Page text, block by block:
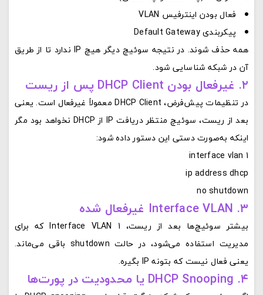
فعال بودن اینترفیس VLAN
پیکربندی Default Gateway
همه حذف شوند. در نتیجه سوئیچ دیگر هیچ IP ندارد تا از طریق
آن در شبکه شناسایی شود.
۲. غیرفعال بودن DHCP Client پس از ریست
در تنظیمات پیش‌فرض، DHCP Client معمولاً غیرفعال است. یعنی
بعد از ریست، سوئیچ منتظر دریافت IP از DHCP نخواهد بود مگر
اینکه به‌صورت دستی این دستور داده شود:
interface vlan 1
ip address dhcp
no shutdown
۳. Interface VLAN غیرفعال شده
بیشتر سوئیچ‌ها بعد از ریست، Interface VLAN 1 که برای
مدیریت استفاده می‌شود، در حالت shutdown باقی می‌ماند.
یعنی فعال نیست که بتونه IP بگیره.
۴. DHCP Snooping یا محدودیت در پورت‌ها